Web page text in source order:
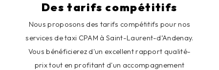
Des tarifs compétitifs
Nous proposons des tarifs compétitifs pour nos
services de taxi CPAM à Saint-Laurent-d’Andenay.
Vous bénéficierez d'un excellent rapport qualité-
prix tout en profitant d'un accompagnement